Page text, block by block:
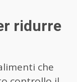
ridurre
che